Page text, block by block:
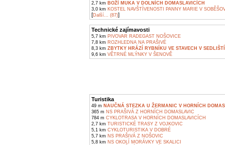
2,7 km BOŽÍ MUKA V DOLNÍCH DOMASLAVICÍCH
3,0 km KOSTEL NAVŠTÍVENOSTI PANNY MARIE V
[Další... (87)]
Technické zajímavosti
5,7 km PIVOVAR RADEGAST NOŠOVICE
7,8 km ROZHLEDNA NA PRAŠIVÉ
8,3 km ZBYTKY HRÁZÍ RYBNÍKU VE STAVECH V
9,6 km VĚTRNÉ MLÝNKY V ŠENOVĚ
Turistika
49 m NAUČNÁ STEZKA U ŽERMANIC V HORNÍCH
365 m NS PRAŠIVÁ Z HORNÍCH DOMASLAVIC
784 m CYKLOTRASA V HORNÍCH DOMASLAVICÍCH
2,7 km TURISTICKÉ TRASY Z VOJKOVIC
5,1 km CYKLOTURISTIKA V DOBRÉ
5,7 km NS PRAŠIVÁ Z NOŠOVIC
5,8 km NS OKOLÍ MORÁVKY VE SKALICI